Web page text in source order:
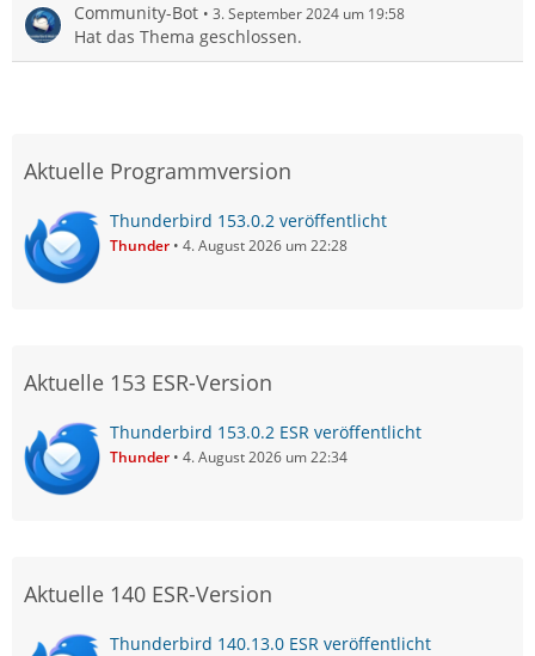
Community-Bot 3. September 2024 um 19:58
Hat das Thema geschlossen.
Aktuelle Programmversion
Thunderbird 153.0.2 veröffentlicht
Thunder 4. August 2026 um 22:28
Aktuelle 153 ESR-Version
Thunderbird 153.0.2 ESR veröffentlicht
Thunder 4. August 2026 um 22:34
Aktuelle 140 ESR-Version
Thunderbird 140.13.0 ESR veröffentlicht